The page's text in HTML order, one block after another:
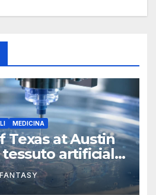
MEDICINA
Texas at Austin
artificiale
3D che imita le
tessuti